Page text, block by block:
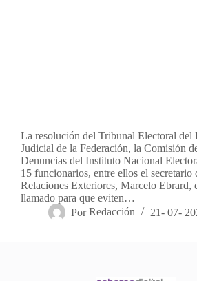
La resolución del Tribunal Electoral del
Judicial de la Federación, la Comisión
Denuncias del Instituto Nacional
15 funcionarios, entre ellos el secretario
Relaciones Exteriores, Marcelo Ebrard,
llamado para que eviten…
Por Redacción 21- 07-